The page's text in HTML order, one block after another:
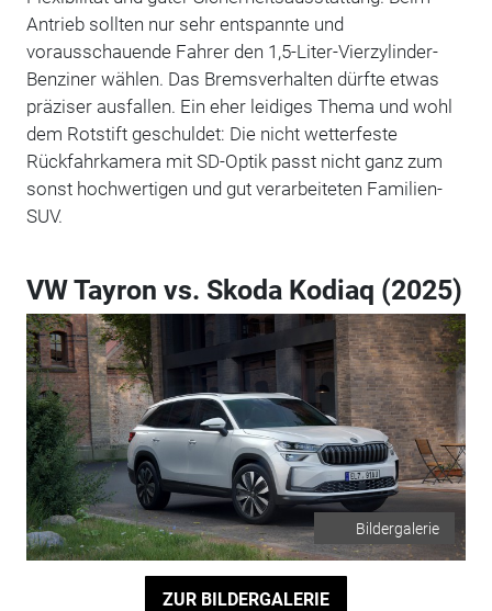
Antrieb sollten nur sehr entspannte und
vorausschauende Fahrer den 1,5-Liter-Vierzylinder-
Benziner wählen. Das Bremsverhalten dürfte etwas
präziser ausfallen. Ein eher leidiges Thema und wohl
dem Rotstift geschuldet: Die nicht wetterfeste
Rückfahrkamera mit SD-Optik passt nicht ganz zum
sonst hochwertigen und gut verarbeiteten Familien-
SUV.
VW Tayron vs. Skoda Kodiaq (2025)
Bildergalerie
ZUR BILDERGALERIE